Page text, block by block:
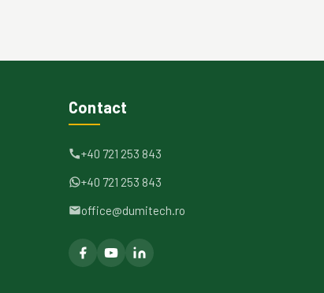
Contact
+40 721 253 843
+40 721 253 843
office@dumitech.ro